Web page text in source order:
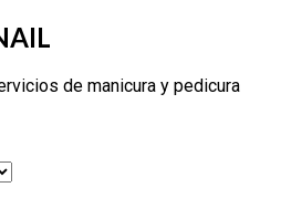
de manicura y pedicura